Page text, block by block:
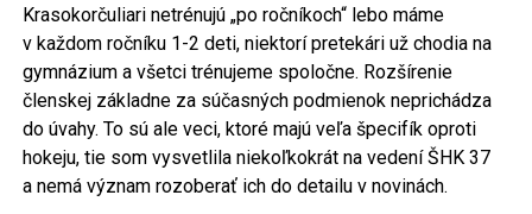
Krasokorčuliari netrénujú „po ročníkoch“ lebo máme
v každom ročníku 1-2 deti, niektorí pretekári už chodia na
gymnázium a všetci trénujeme spoločne. Rozšírenie
členskej základne za súčasných podmienok neprichádza
do úvahy. To sú ale veci, ktoré majú veľa špecifík oproti
hokeju, tie som vysvetlila niekoľkokrát na vedení ŠHK 37
a nemá význam rozoberať ich do detailu v novinách.